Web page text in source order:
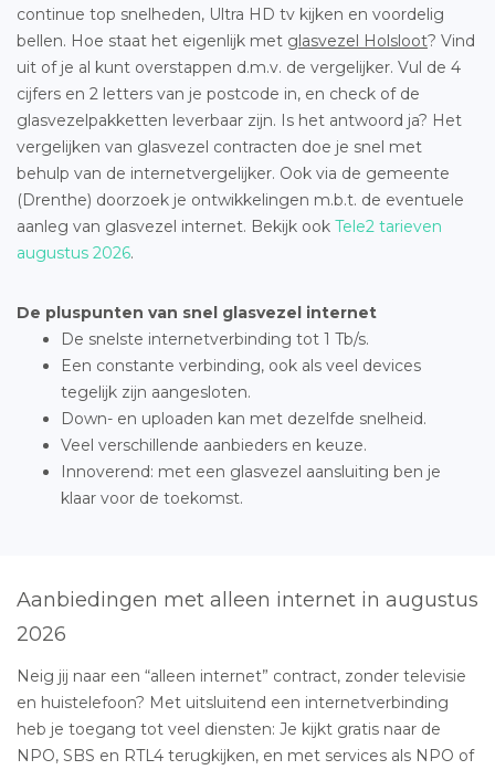
continue top snelheden, Ultra HD tv kijken en voordelig
bellen. Hoe staat het eigenlijk met glasvezel Holsloot? Vind
uit of je al kunt overstappen d.m.v. de vergelijker. Vul de 4
cijfers en 2 letters van je postcode in, en check of de
glasvezelpakketten leverbaar zijn. Is het antwoord ja? Het
vergelijken van glasvezel contracten doe je snel met
behulp van de internetvergelijker. Ook via de gemeente
(Drenthe) doorzoek je ontwikkelingen m.b.t. de eventuele
aanleg van glasvezel internet. Bekijk ook Tele2 tarieven
augustus 2026.
De pluspunten van snel glasvezel internet
De snelste internetverbinding tot 1 Tb/s.
Een constante verbinding, ook als veel devices
tegelijk zijn aangesloten.
Down- en uploaden kan met dezelfde snelheid.
Veel verschillende aanbieders en keuze.
Innoverend: met een glasvezel aansluiting ben je
klaar voor de toekomst.
Aanbiedingen met alleen internet in augustus
2026
Neig jij naar een “alleen internet” contract, zonder televisie
en huistelefoon? Met uitsluitend een internetverbinding
heb je toegang tot veel diensten: Je kijkt gratis naar de
NPO, SBS en RTL4 terugkijken, en met services als NPO of